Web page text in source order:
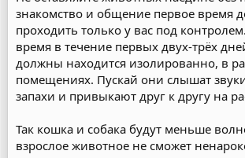
знакомство и общение первое время
проходить только у вас под
время в течение первых двух-трёх
должны находится изолированно, в
помещениях. Пускай они слышат
запахи и привыкают друг к другу на
Так кошка и собака будут меньше
взрослое животное не сможет